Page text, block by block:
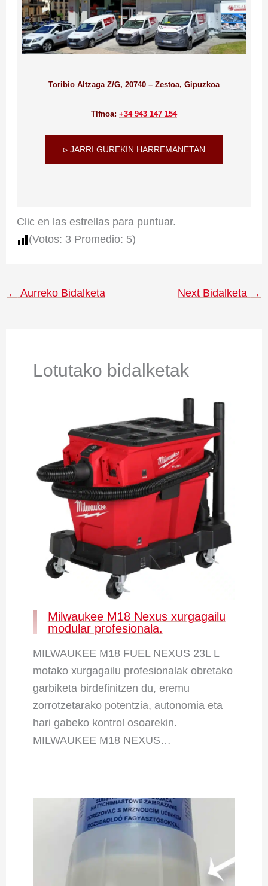
Toribio Altzaga Z/G, 20740 – Zestoa, Gipuzkoa
Tlfnoa: +34 943 147 154
▹ JARRI GUREKIN HARREMANETAN
Clic en las estrellas para puntuar.
(Votos: 3 Promedio: 5)
← Aurreko Bidalketa Next Bidalketa →
Lotutako bidalketak
Milwaukee M18 Nexus xurgagailu
modular profesionala.
MILWAUKEE M18 FUEL NEXUS 23L L
motako xurgagailu profesionalak obretako
garbiketa birdefinitzen du, eremu
zorrotzetarako potentzia, autonomia eta
hari gabeko kontrol osoarekin.
MILWAUKEE M18 NEXUS…